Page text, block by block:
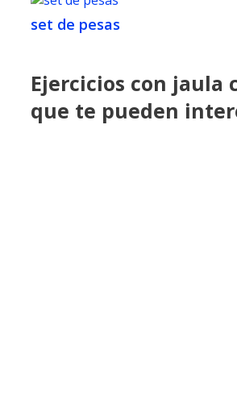
set de pesas
Ejercicios con jaula
que te pueden